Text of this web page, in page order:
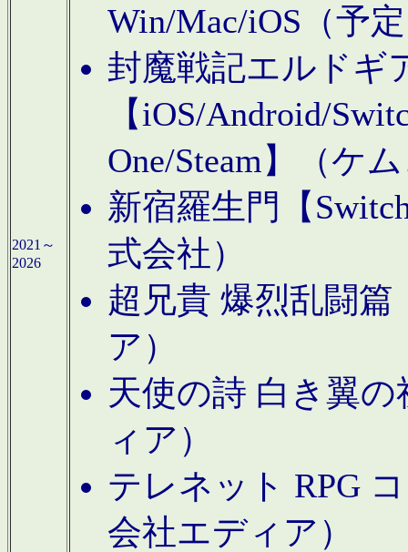
2021～
2026
Win/Mac/iOS（予
封魔戦記エルドギ
【iOS/Android/
One/Steam】（ケ
新宿羅生門【
式会社）
超兄貴 爆烈乱闘篇
ア）
天使の詩 白き翼
ィア）
テレネット RPG
会社エディア）